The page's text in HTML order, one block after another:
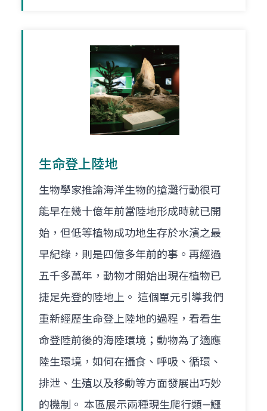
生命登上陸地
生物學家推論海洋生物的搶灘行動很可
能早在幾十億年前當陸地形成時就已開
始，但低等植物成功地生存於水濱之最
早紀錄，則是四億多年前的事。再經過
五千多萬年，動物才開始出現在植物已
捷足先登的陸地上。 這個單元引導我們
重新經歷生命登上陸地的過程，看看生
命登陸前後的海陸環境；動物為了適應
陸生環境，如何在攝食、呼吸、循環、
排泄、生殖以及移動等方面發展出巧妙
的機制。 本區展示兩種現生爬行類—鱷